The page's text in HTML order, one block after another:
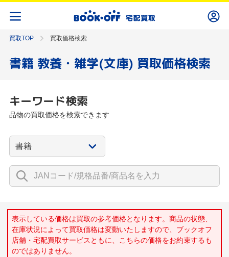
買取TOP 買取価格検索
書籍 教養・雑学(文庫) 買取価格検索
キーワード検索
品物の買取価格を検索できます
表示している価格は買取の参考価格となります。商品の状態、
在庫状況によって買取価格は変動いたしますので、ブックオフ
店舗・宅配買取サービスともに、こちらの価格をお約束するも
のではありません。